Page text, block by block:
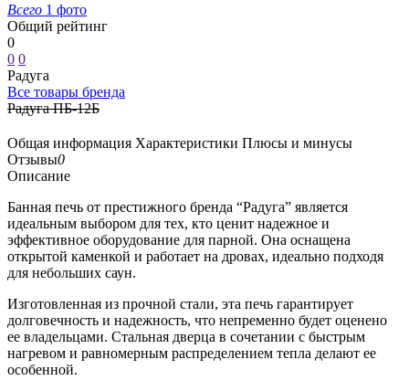
Всего 1 фото
Общий рейтинг
0
0 0
Радуга
Все товары бренда
Радуга ПБ-12Б
Общая информация Характеристики Плюсы и минусы
Отзывы0
Описание
Банная печь от престижного бренда “Радуга” является
идеальным выбором для тех, кто ценит надежное и
эффективное оборудование для парной. Она оснащена
открытой каменкой и работает на дровах, идеально подходя
для небольших саун.
Изготовленная из прочной стали, эта печь гарантирует
долговечность и надежность, что непременно будет оценено
ее владельцами. Стальная дверца в сочетании с быстрым
нагревом и равномерным распределением тепла делают ее
особенной.